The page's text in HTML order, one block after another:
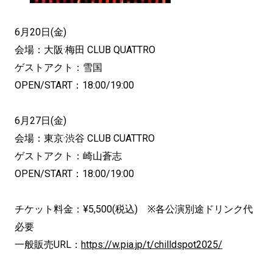
6月20日(金)
会場：大阪·梅田 CLUB QUATTRO
ゲストアクト：雪国
OPEN/START：18:00/19:00
6月27日(金)
会場：東京·渋谷 CLUB CUATTRO
ゲストアクト：崎山蒼志
OPEN/START：18:00/19:00
チケット料金：¥5,500(税込) ※各公演別途ドリンク代
必要
一般販売URL： https://w.pia.jp/t/chilldspot2025/